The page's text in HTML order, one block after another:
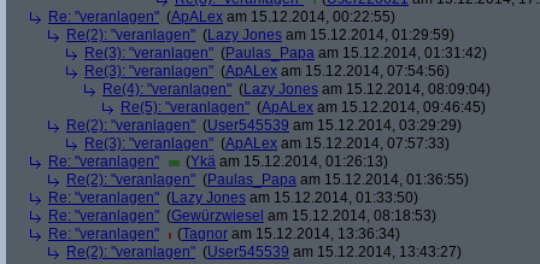
Re: "veranlagen" (ApALex am 15.12.2014, 00:22:55)
Re(2): "veranlagen" (Lazy Jones am 15.12.2014, 01:29:59)
Re(3): "veranlagen" (Paulas_Papa am 15.12.2014, 01:31:42)
Re(3): "veranlagen" (ApALex am 15.12.2014, 07:54:56)
Re(4): "veranlagen" (Lazy Jones am 15.12.2014, 08:09:04)
Re(5): "veranlagen" (ApALex am 15.12.2014, 09:46:45)
Re(2): "veranlagen" (User545539 am 15.12.2014, 03:29:29)
Re(3): "veranlagen" (ApALex am 15.12.2014, 07:57:33)
Re: "veranlagen"
(Ykä am 15.12.2014, 01:26:13)
Re(2): "veranlagen" (Paulas_Papa am 15.12.2014, 01:36:55)
Re: "veranlagen" (Lazy Jones am 15.12.2014, 01:33:50)
Re: "veranlagen" (Gewürzwiesel am 15.12.2014, 08:18:53)
Re: "veranlagen"
(Tagnor am 15.12.2014, 13:36:34)
Re(2): "veranlagen" (User545539 am 15.12.2014, 13:43:27)